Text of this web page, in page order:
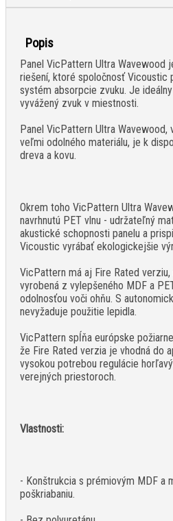
Popis
Panel VicPattern Ultra Wavewood
riešení, ktoré spoločnosť Vicoustic
systém absorpcie zvuku. Je
vyvážený zvuk v miestnosti.
Panel VicPattern Ultra Wavewood,
veľmi odolného materiálu, je k
dreva a kovu.
Okrem toho VicPattern Ultra
navrhnutú PET vlnu - udržateľný
akustické schopnosti panelu a
Vicoustic vyrábať ekologickejšie
VicPattern má aj Fire Rated
vyrobená z vylepšeného MDF a
odolnosťou voči ohňu. S
nevyžaduje použitie lepidla.
VicPattern spĺňa európske
že Fire Rated verzia je vhodná do
vysokou potrebou regulácie
verejných priestoroch.
Vlastnosti:
- Konštrukcia s prémiovým MDF a
poškriabaniu.